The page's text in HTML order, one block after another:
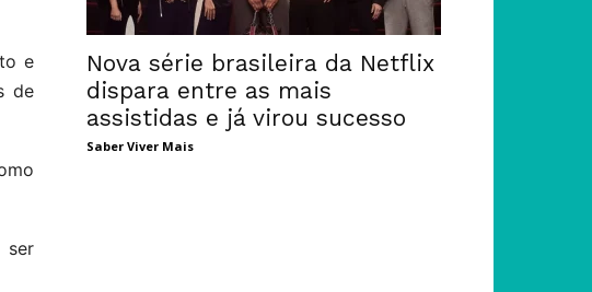
e
de
ser
Nova série brasileira da Netflix
dispara entre as mais
assistidas e já virou sucesso
Saber Viver Mais